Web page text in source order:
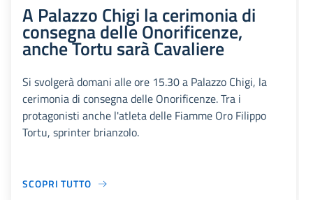
A Palazzo Chigi la cerimonia di
consegna delle Onorificenze,
anche Tortu sarà Cavaliere
Si svolgerà domani alle ore 15.30 a Palazzo Chigi, la
cerimonia di consegna delle Onorificenze. Tra i
protagonisti anche l'atleta delle Fiamme Oro Filippo
Tortu, sprinter brianzolo.
SCOPRI TUTTO